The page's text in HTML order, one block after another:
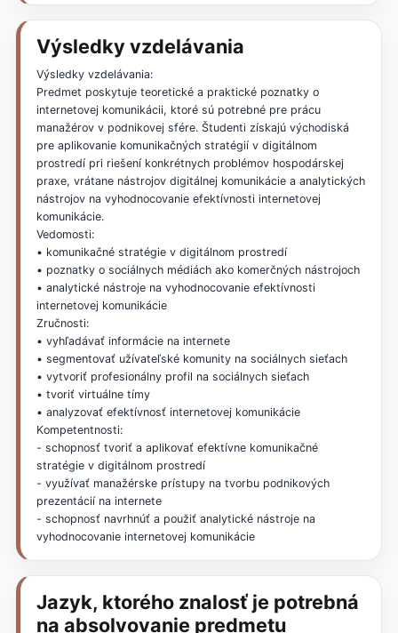
Výsledky vzdelávania
Výsledky vzdelávania:
Predmet poskytuje teoretické a praktické poznatky o
internetovej komunikácii, ktoré sú potrebné pre prácu
manažérov v podnikovej sfére. Študenti získajú východiská
pre aplikovanie komunikačných stratégií v digitálnom
prostredí pri riešení konkrétnych problémov hospodárskej
praxe, vrátane nástrojov digitálnej komunikácie a analytických
nástrojov na vyhodnocovanie efektívnosti internetovej
komunikácie.
Vedomosti:
• komunikačné stratégie v digitálnom prostredí
• poznatky o sociálnych médiách ako komerčných nástrojoch
• analytické nástroje na vyhodnocovanie efektívnosti
internetovej komunikácie
Zručnosti:
• vyhľadávať informácie na internete
• segmentovať užívateľské komunity na sociálnych sieťach
• vytvoriť profesionálny profil na sociálnych sieťach
• tvoriť virtuálne tímy
• analyzovať efektívnosť internetovej komunikácie
Kompetentnosti:
- schopnosť tvoriť a aplikovať efektívne komunikačné
stratégie v digitálnom prostredí
- využívať manažérske prístupy na tvorbu podnikových
prezentácií na internete
- schopnosť navrhnúť a použiť analytické nástroje na
vyhodnocovanie internetovej komunikácie
Jazyk, ktorého znalosť je potrebná
na absolvovanie predmetu